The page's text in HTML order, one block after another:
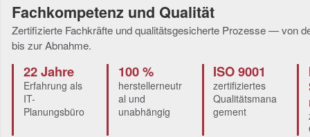
Fachkompetenz und Qualität
Zertifizierte Fachkräfte und qualitätsgesicherte Prozesse — von
bis zur Abnahme.
22 Jahre
Erfahrung als
IT-
Planungsbüro
100 %
herstellerneutr
al und
unabhängig
ISO 9001
zertifiziertes
Qualitätsmana
gement